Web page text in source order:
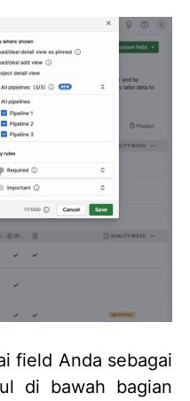
field Anda sebagai
di bawah bagian